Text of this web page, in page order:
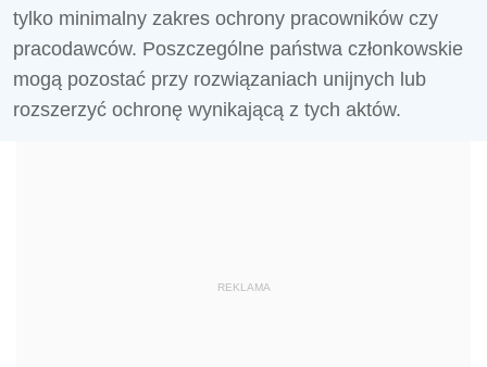
tylko minimalny zakres ochrony pracowników czy
pracodawców. Poszczególne państwa członkowskie
mogą pozostać przy rozwiązaniach unijnych lub
rozszerzyć ochronę wynikającą z tych aktów.
REKLAMA